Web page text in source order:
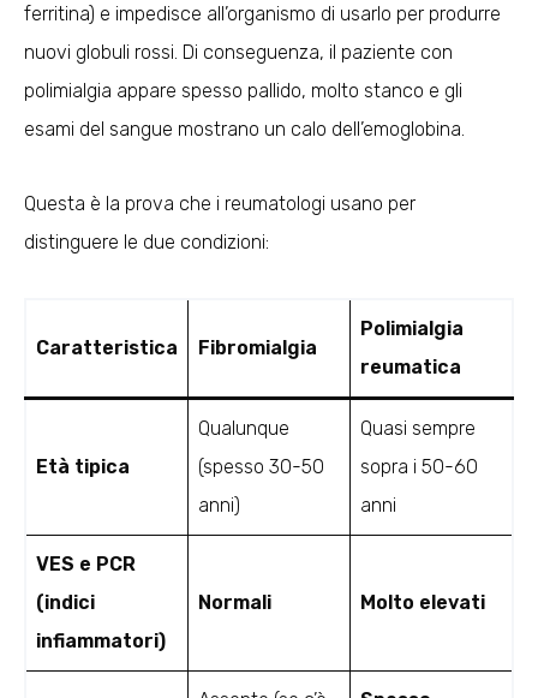
ferritina) e impedisce all’organismo di usarlo per produrre
nuovi globuli rossi. Di conseguenza, il paziente con
polimialgia appare spesso pallido, molto stanco e gli
esami del sangue mostrano un calo dell’emoglobina.
Questa è la prova che i reumatologi usano per
distinguere le due condizioni:
Caratteristica Fibromialgia
Polimialgia
reumatica
Età tipica
Qualunque
(spesso 30-50
anni)
Quasi sempre
sopra i 50-60
anni
VES e PCR
(indici
infiammatori)
Normali Molto elevati